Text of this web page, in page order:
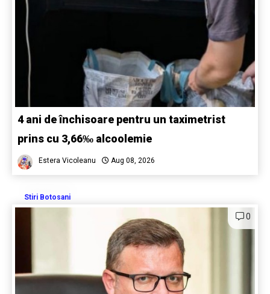
4 ani de închisoare pentru un taximetrist
prins cu 3,66‰ alcoolemie
Estera Vicoleanu Aug 08, 2026
Stiri Botosani
0